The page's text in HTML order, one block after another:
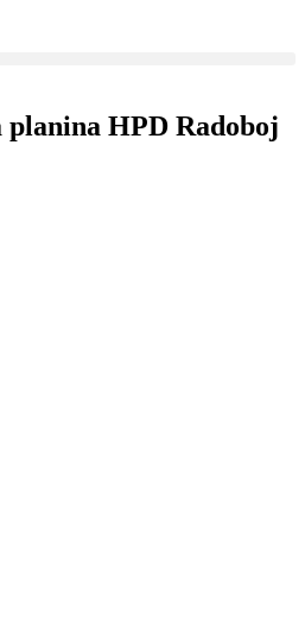
planina HPD Radoboj